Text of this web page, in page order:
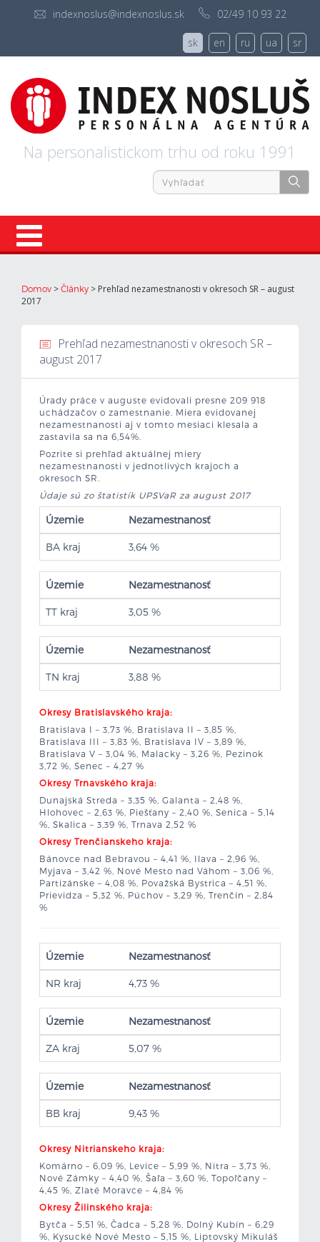
indexnoslus@indexnoslus.sk 02/49 10 93 22
sk en ru ua sr
Na personalistickom trhu od roku 1991
Mzdová kalkulačka
Vytvor si životopis
Uchádzači
Zamestnávatelia
Kontakt
Domov > Články > Prehľad nezamestnanosti v okresoch SR – august
2017
Prehľad nezamestnanosti v okresoch SR –
august 2017
Úrady práce v auguste evidovali presne 209 918
uchádzačov o zamestnanie. Miera evidovanej
nezamestnanosti aj v tomto mesiaci klesala a
zastavila sa na 6,54%.
Pozrite si prehľad aktuálnej miery
nezamestnanosti v jednotlivých krajoch a
okresoch SR.
Údaje sú zo štatistík UPSVaR za august 2017
Územie Nezamestnanosť
BA kraj 3,64 %
Územie Nezamestnanosť
TT kraj 3,05 %
Územie Nezamestnanosť
TN kraj 3,88 %
Okresy Bratislavského kraja:
Bratislava I – 3,73 %, Bratislava II – 3,85 %,
Bratislava III – 3,83 %, Bratislava IV – 3,89 %,
Bratislava V – 3,04 %, Malacky – 3,26 %, Pezinok
3,72 %, Senec – 4,27 %
Okresy Trnavského kraja:
Dunajská Streda – 3,35 %, Galanta – 2,48 %,
Hlohovec – 2,63 %, Piešťany – 2,40 %, Senica – 5,14
%, Skalica – 3,39 %, Trnava 2,52 %
Okresy Trenčianskeho kraja:
Bánovce nad Bebravou – 4,41 %, Ilava – 2,96 %,
Myjava – 3,42 %, Nové Mesto nad Váhom – 3,06 %,
Partizánske – 4,08 %, Považská Bystrica – 4,51 %,
Prievidza – 5,32 %, Púchov – 3,29 %, Trenčín – 2,84
%
Územie Nezamestnanosť
NR kraj 4,73 %
Územie Nezamestnanosť
ZA kraj 5,07 %
Územie Nezamestnanosť
BB kraj 9,43 %
Okresy Nitrianskeho kraja:
Komárno – 6,09 %, Levice – 5,99 %, Nitra – 3,73 %,
Nové Zámky – 4,40 %, Šaľa – 3,60 %, Topoľčany –
4,45 %, Zlaté Moravce – 4,84 %
Okresy Žilinského kraja:
Bytča – 5,51 %, Čadca – 5,28 %, Dolný Kubín – 6,29
%, Kysucké Nové Mesto – 5,15 %, Liptovský Mikuláš